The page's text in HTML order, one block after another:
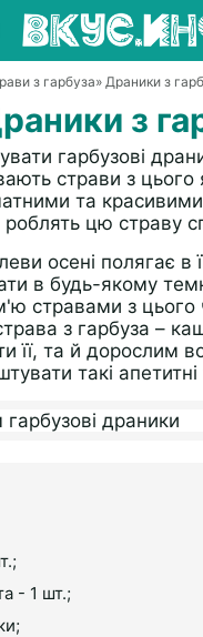
з гарбуза» Драники з
з
гарбузові
страви з цього
та
роблять цю страву
осені полягає в
в будь-якому
стравами з цього
з гарбуза –
її, та й
такі
- 1 шт.;